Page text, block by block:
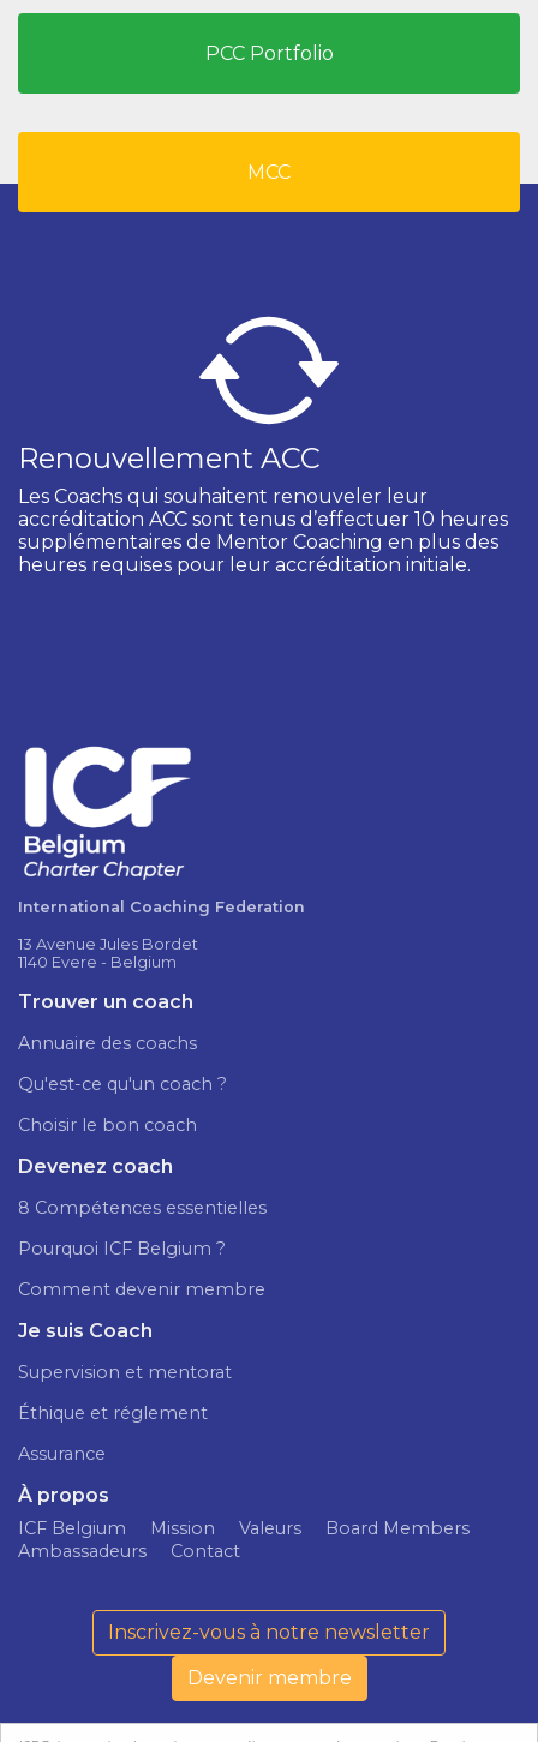
PCC Portfolio
MCC
Renouvellement ACC
Les Coachs qui souhaitent renouveler leur
accréditation ACC sont tenus d’effectuer 10 heures
supplémentaires de Mentor Coaching en plus des
heures requises pour leur accréditation initiale.
International Coaching Federation
13 Avenue Jules Bordet
1140 Evere - Belgium
Trouver un coach
Annuaire des coachs
Qu'est-ce qu'un coach ?
Choisir le bon coach
Devenez coach
8 Compétences essentielles
Pourquoi ICF Belgium ?
Comment devenir membre
Je suis Coach
Supervision et mentorat
Éthique et réglement
Assurance
À propos
ICF Belgium Mission Valeurs
Board Members
Ambassadeurs
Contact
Inscrivez-vous à notre newsletter
Devenir membre